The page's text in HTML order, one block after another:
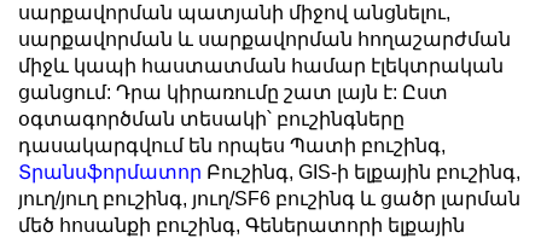
սարքավորման պատյանի միջով անցնելու,
սարքավորման և սարքավորման հողաշարժման
միջև կապի հաստատման համար էլեկտրական
ցանցում: Դրա կիրառումը շատ լայն է: Ըստ
օգտագործման տեսակի՝ բուշինգները
դասակարգվում են որպես Պատի բուշինգ,
Տրանսֆորմատոր Բուշինգ, GIS-ի ելքային բուշինգ,
յուղ/յուղ բուշինգ, յուղ/SF6 բուշինգ և ցածր լարման
մեծ հոսանքի բուշինգ, Գեներատորի ելքային